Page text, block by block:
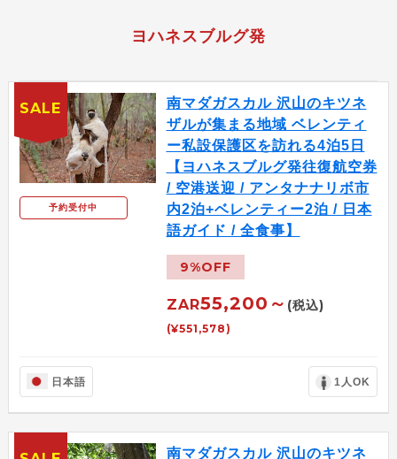
ヨハネスブルグ発
予約受付中
南マダガスカル 沢山のキツネ
ザルが集まる地域 ベレンティ
ー私設保護区を訪れる4泊5日
【ヨハネスブルグ発往復航空券
/ 空港送迎 / アンタナナリボ市
内2泊+ベレンティー2泊 / 日本
語ガイド / 全食事】
9%OFF
ZAR55,200～ (税込)
(¥551,578)
日本語 1人OK
SALE
南マダガスカル 沢山のキツネ